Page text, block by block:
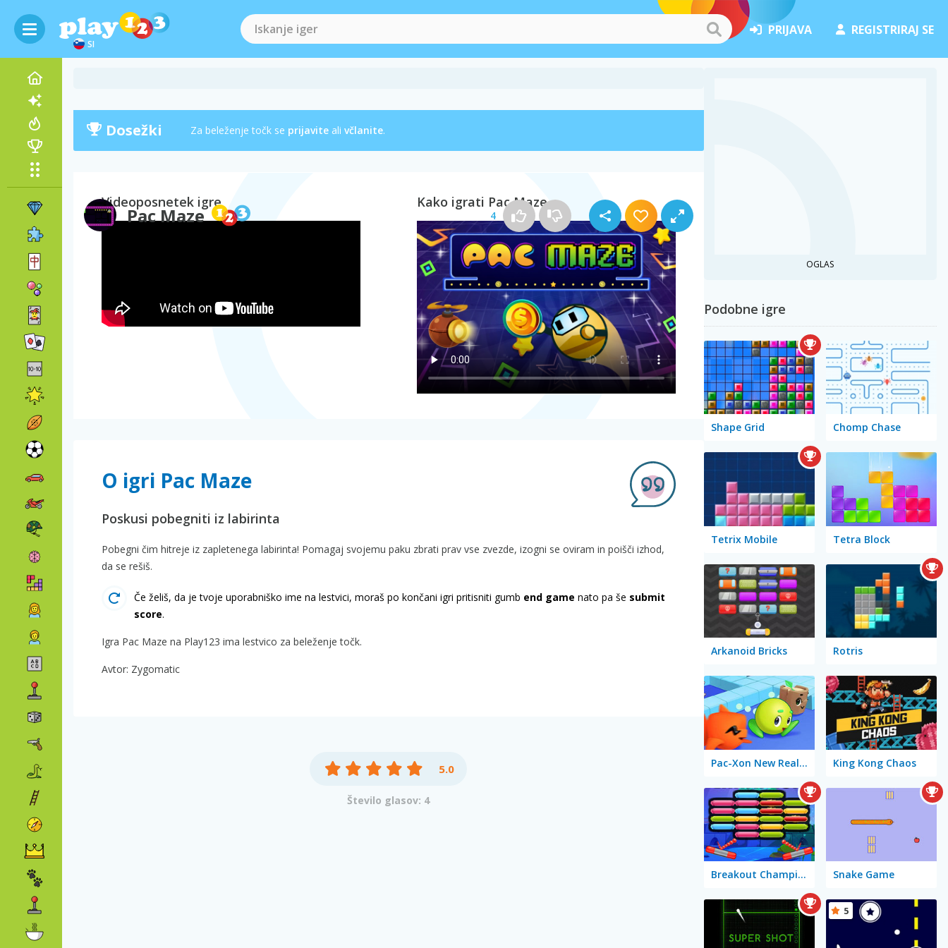
SI
PRIJAVA REGISTRIRAJ SE
Pac Maze 4
Dosežki Za beleženje točk se prijavite ali včlanite.
Videoposnetek igre Kako igrati Pac Maze
O igri Pac Maze
Poskusi pobegniti iz labirinta
Pobegni čim hitreje iz zapletenega labirinta! Pomagaj svojemu paku zbrati prav vse zvezde, izogni se oviram in poišči izhod,
da se rešiš.
Če želiš, da je tvoje uporabniško ime na lestvici, moraš po končani igri pritisniti gumb end game nato pa še submit
score.
Igra Pac Maze na Play123 ima lestvico za beleženje točk.
Avtor: Zygomatic
5.0
Število glasov: 4
OGLAS
Podobne igre
Shape Grid Chomp Chase
Tetrix Mobile Tetra Block
Arkanoid Bricks Rotris
Pac-Xon New Realms King Kong Chaos
Breakout Champion Snake Game
5